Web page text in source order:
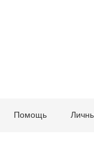
Помощь